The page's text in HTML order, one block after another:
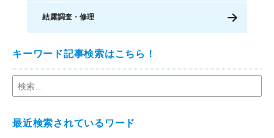
結露調査・修理
キーワード記事検索はこちら！
最近検索されているワード